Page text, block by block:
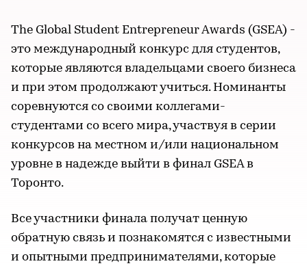
The Global Student Entrepreneur Awards (GSEA) -
это международный конкурс для студентов,
которые являются владельцами своего бизнеса
и при этом продолжают учиться. Номинанты
соревнуются со своими коллегами-
студентами со всего мира, участвуя в серии
конкурсов на местном и/или национальном
уровне в надежде выйти в финал GSEA в
Торонто.
Все участники финала получат ценную
обратную связь и познакомятся с известными
и опытными предпринимателями, которые